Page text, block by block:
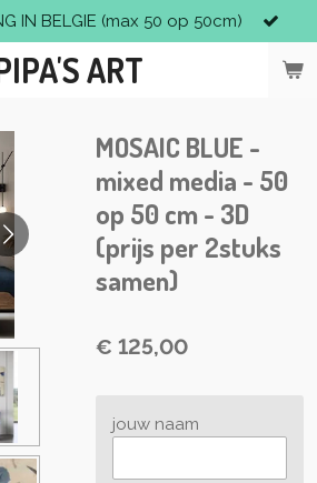
ART
IN BELGIE (max 50 op 50cm)
MOSAIC BLUE -
mixed media - 50
op 50 cm - 3D
(prijs per 2stuks
samen)
€ 125,00
jouw naam